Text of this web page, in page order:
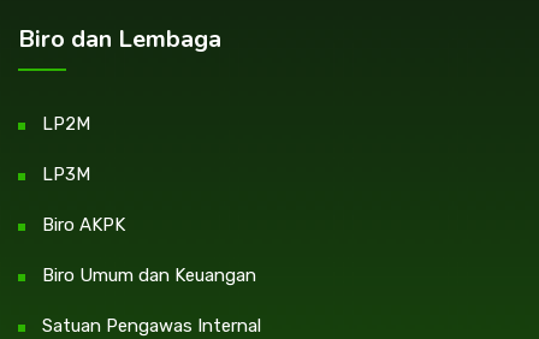
Biro dan Lembaga
LP2M
LP3M
Biro AKPK
Biro Umum dan Keuangan
Satuan Pengawas Internal